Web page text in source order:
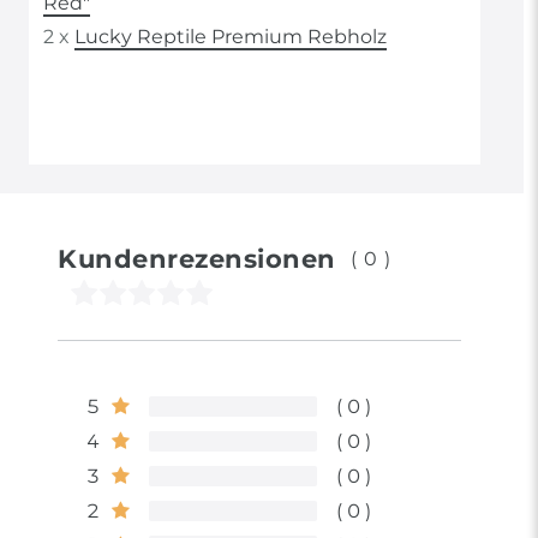
2 x Lucky Reptile Premium Rebholz
Kundenrezensionen (0)
5
0
4
0
3
0
2
0